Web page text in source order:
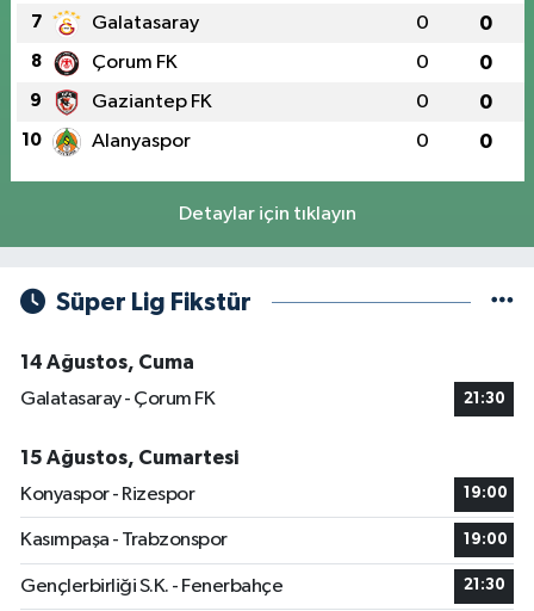
7 Galatasaray 0 0
8 Çorum FK 0 0
9 Gaziantep FK 0 0
10 Alanyaspor 0 0
Detaylar için tıklayın
Süper Lig Fikstür
14 Ağustos, Cuma
Galatasaray - Çorum FK
21:30
15 Ağustos, Cumartesi
Konyaspor - Rizespor
19:00
Kasımpaşa - Trabzonspor 19:00
Gençlerbirliği S.K. - Fenerbahçe 21:30